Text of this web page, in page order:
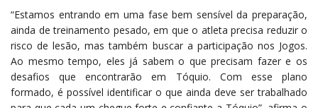
“Estamos entrando em uma fase bem sensível da preparação,
ainda de treinamento pesado, em que o atleta precisa reduzir o
risco de lesão, mas também buscar a participação nos Jogos.
Ao mesmo tempo, eles já sabem o que precisam fazer e os
desafios que encontrarão em Tóquio. Com esse plano
formado, é possível identificar o que ainda deve ser trabalhado